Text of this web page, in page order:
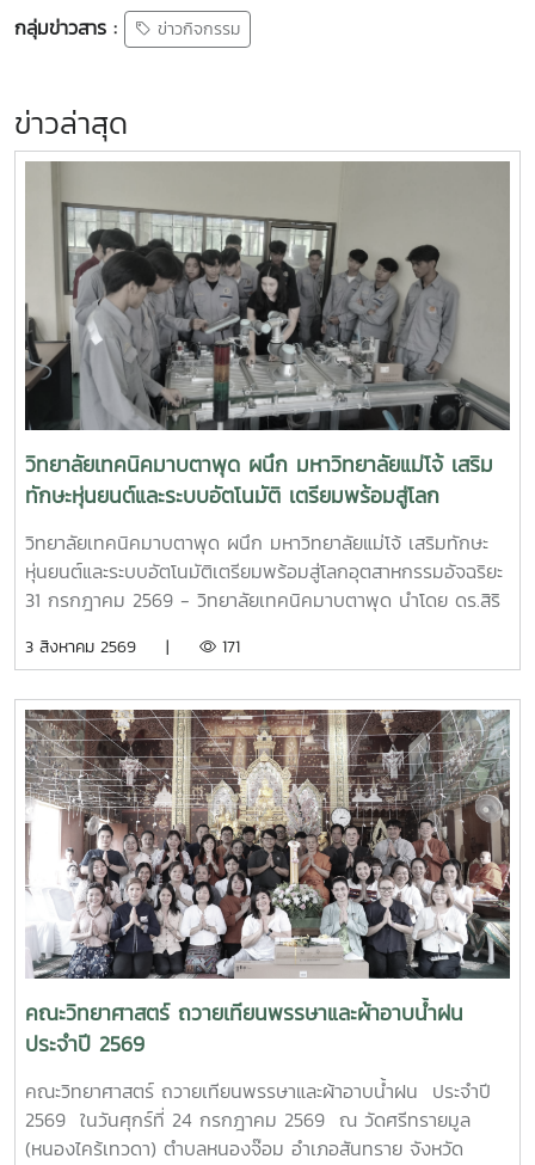
กลุ่มข่าวสาร : ข่าวกิจกรรม
ข่าวล่าสุด
วิทยาลัยเทคนิคมาบตาพุด ผนึก มหาวิทยาลัยแม่โจ้ เสริม
ทักษะหุ่นยนต์และระบบอัตโนมัติ เตรียมพร้อมสู่โลก
อุตสาหกรรมอัจฉริยะ
วิทยาลัยเทคนิคมาบตาพุด ผนึก มหาวิทยาลัยแม่โจ้ เสริมทักษะ
หุ่นยนต์และระบบอัตโนมัติเตรียมพร้อมสู่โลกอุตสาหกรรมอัจฉริยะ
31 กรกฎาคม 2569 - วิทยาลัยเทคนิคมาบตาพุด นำโดย ดร.สิริ
ประธานในพิธีเปิด โครงการอบรมเชิงปฏิบัติการควบคุมแขนกล
ครู และนักศึกษา แผนกวิชาเทคนิคการผลิต เข้าร่วมการอบรม
อย่างพร้อมเพรียง การอบรมครั้งนี้ได้รับเกียรติจาก ผู้ช่วย
ศาสตราจารย์ ดร.กนกวรรณ กรรเชียง และรองศาสตราจารย์
ดร.ชูพงษ์ ภาคภูมิ วิทยากรผู้ทรงคุณวุฒิจาก คณะวิทยาศาสตร์
มหาวิทยาลัยแม่โจ้ มาให้ความรู้ทั้งภาคทฤษฎีและภาคปฏิบัติเกี่ยว
กับการควบคุมแขนกลหุ่นยนต์ การประยุกต์ใช้งานในภาค
อุตสาหกรรม ตลอดจนการใช้งานเทคโนโลยีระบบอัตโนมัติ เพื่อให้
นักศึกษาได้เรียนรู้จากประสบการณ์จริงและสามารถนำองค์ความ
รู้ไปประยุกต์ใช้ในการเรียนและการประกอบอาชีพในอนาคต โดย
โครงการดังกล่าวมีวัตถุประสงค์เพื่อพัฒนาสมรรถนะด้าน
เทคโนโลยีและระบบอัตโนมัติ เสริมสร้างทักษะวิชาชีพที่สอดคล้อง
กับความต้องการของภาคอุตสาหกรรมยุคใหม่ พร้อมยกระดับ
ศักยภาพผู้เรียนให้มีความพร้อมเข้าสู่การทำงานในอุตสาหกรรม
4.0MTP : "ผู้นำการผลิตและพัฒนากำลังคนอาชีวศึกษาเฉพาะ
ทางสมรรรถนะสูง" 32 ปี MTP รั้ว ชมพู - ฟ้าดูรูปเพิ่มเติม :
https://drive.google.com/drive/folders/
3 สิงหาคม 2569 | 171
คณะวิทยาศาสตร์ ถวายเทียนพรรษาและผ้าอาบน้ำฝน
ประจำปี 2569
คณะวิทยาศาสตร์ ถวายเทียนพรรษาและผ้าอาบน้ำฝน ประจำปี
2569 ในวันศุกร์ที่ 24 กรกฎาคม 2569 ณ วัดศรีทรายมูล
(หนองไคร้เทวดา) ตำบลหนองจ๊อม อำเภอสันทราย จังหวัด